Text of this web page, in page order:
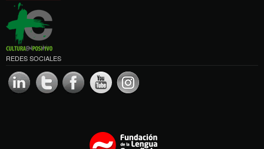
REDES SOCIALES